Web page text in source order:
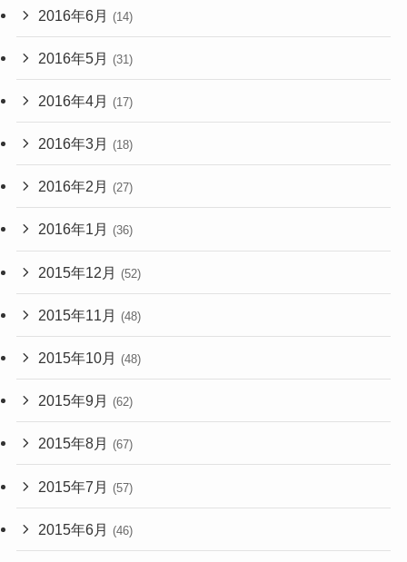
2016年6月 (14)
2016年5月 (31)
2016年4月 (17)
2016年3月 (18)
2016年2月 (27)
2016年1月 (36)
2015年12月 (52)
2015年11月 (48)
2015年10月 (48)
2015年9月 (62)
2015年8月 (67)
2015年7月 (57)
2015年6月 (46)